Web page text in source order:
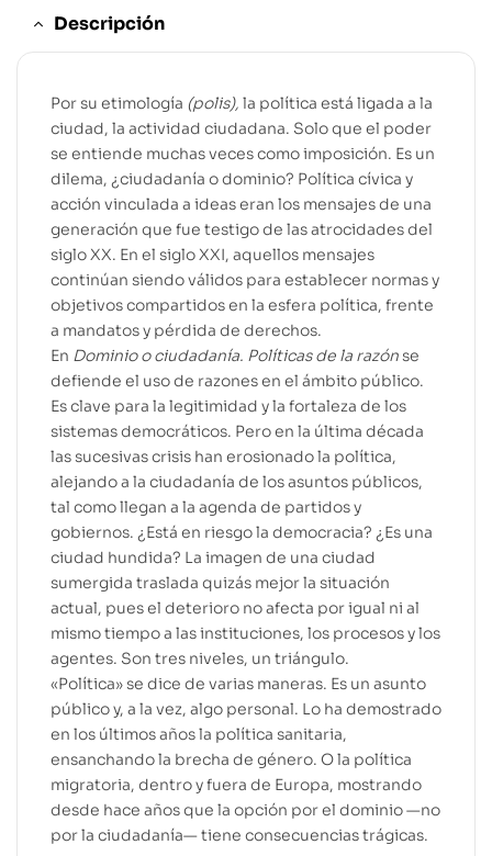
Descripción
Por su etimología (polis), la política está ligada a la
ciudad, la actividad ciudadana. Solo que el poder
se entiende muchas veces como imposición. Es un
dilema, ¿ciudadanía o dominio? Política cívica y
acción vinculada a ideas eran los mensajes de una
generación que fue testigo de las atrocidades del
siglo XX. En el siglo XXI, aquellos mensajes
continúan siendo válidos para establecer normas y
objetivos compartidos en la esfera política, frente
a mandatos y pérdida de derechos.
En Dominio o ciudadanía. Políticas de la razónse
defiende el uso de razones en el ámbito público.
Es clave para la legitimidad y la fortaleza de los
sistemas democráticos. Pero en la última década
las sucesivas crisis han erosionado la política,
alejando a la ciudadanía de los asuntos públicos,
tal como llegan a la agenda de partidos y
gobiernos. ¿Está en riesgo la democracia? ¿Es una
ciudad hundida? La imagen de una ciudad
sumergida traslada quizás mejor la situación
actual, pues el deterioro no afecta por igual ni al
mismo tiempo a las instituciones, los procesos y los
agentes. Son tres niveles, un triángulo.
«Política» se dice de varias maneras. Es un asunto
público y, a la vez, algo personal. Lo ha demostrado
en los últimos años la política sanitaria,
ensanchando la brecha de género. O la política
migratoria, dentro y fuera de Europa, mostrando
desde hace años que la opción por el dominio —no
por la ciudadanía— tiene consecuencias trágicas.